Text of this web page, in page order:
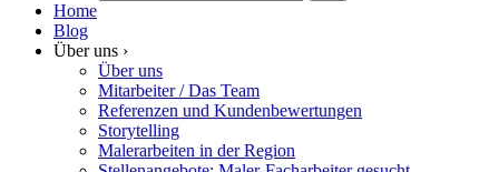
Home
Blog
Über uns ›
Über uns
Mitarbeiter / Das Team
Referenzen und Kundenbewertungen
Storytelling
Malerarbeiten in der Region